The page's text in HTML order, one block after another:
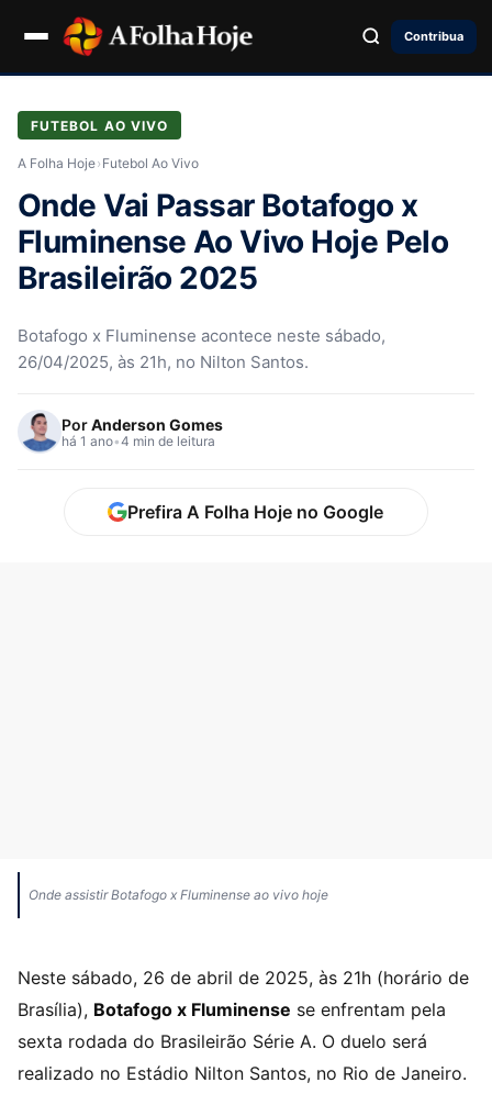
Contribua
FUTEBOL AO VIVO
A Folha Hoje› Futebol Ao Vivo
Onde Vai Passar Botafogo x
Fluminense Ao Vivo Hoje Pelo
Brasileirão 2025
Botafogo x Fluminense acontece neste sábado,
26/04/2025, às 21h, no Nilton Santos.
PorAnderson Gomes
há 1 ano•4 min de leitura
Prefira A Folha Hoje no Google
Onde assistir Botafogo x Fluminense ao vivo hoje
Neste sábado, 26 de abril de 2025, às 21h (horário de
Brasília), Botafogo x Fluminense se enfrentam pela
sexta rodada do Brasileirão Série A. O duelo será
realizado no Estádio Nilton Santos, no Rio de Janeiro.